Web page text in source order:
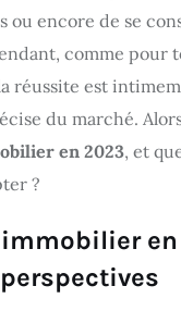
ou encore de se
comme pour
réussite est
du marché.
en 2023, et
?
immobilier